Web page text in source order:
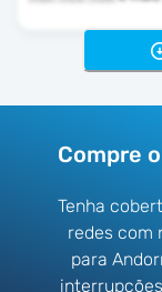
Compre
Tenha
redes com
para